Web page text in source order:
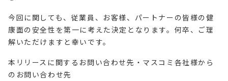
今回に関しても、従業員、お客様、パートナーの皆様の健
康面の安全性を第一に考えた決定となります。何卒、ご理
解いただけますと幸いです。
本リリースに関するお問い合わせ先・マスコミ各社様から
のお問い合わせ先